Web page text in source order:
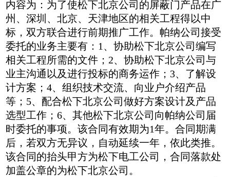
内容为：为了使松下北京公司的屏蔽门产品在广
州、深圳、北京、天津地区的相关工程得以中
标，双方联合进行前期推广工作。帕纳公司接受
委托的业务主要有：1、协助松下北京公司编写
相关工程所需的文件；2、协助松下北京公司与
业主沟通以及进行投标的商务运作；3、了解设
计方案；4、组织技术交流、向业户介绍产品
等；5、配合松下北京公司做好方案设计及产品
选型工作；6、其他松下北京公司向帕纳公司届
时委托的事项。该合同有效期为1年。合同期满
后，若双方无异议，自动延续一年，依此类推。
该合同的抬头甲方为松下电工公司，合同落款处
加盖公章的为松下北京公司。